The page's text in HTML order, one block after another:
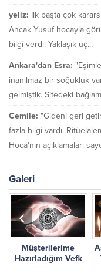
yeliz: İlk başta çok
Ancak Yusuf hocayla
bilgi verdi. Yaklaşık üç...
Ankara'dan Esra:
inanılmaz bir soğukluk
gelmiştik. Sitedeki
Cemile: "Gideni geri
fazla bilgi vardı.
Hoca'nın açıklamaları
Galeri
Müşterilerime
Hazırladığım Vefk